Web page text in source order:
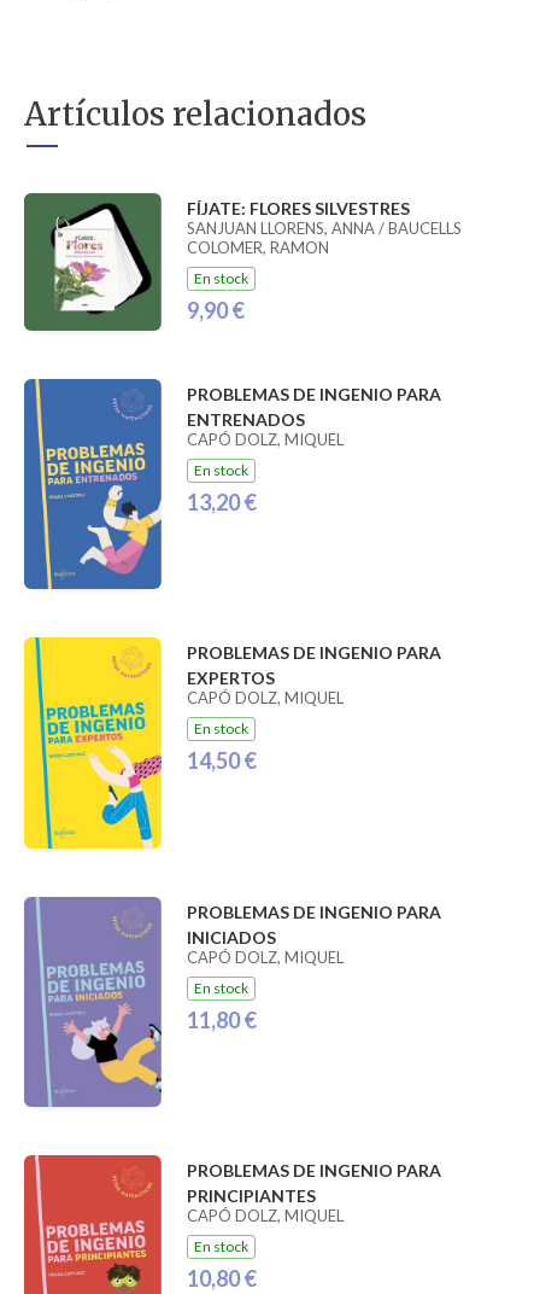
Artículos relacionados
FÍJATE: FLORES SILVESTRES
SANJUAN LLORENS, ANNA / BAUCELLS
COLOMER, RAMON
En stock
9,90 €
PROBLEMAS DE INGENIO PARA
ENTRENADOS
CAPÓ DOLZ, MIQUEL
En stock
13,20 €
PROBLEMAS DE INGENIO PARA
EXPERTOS
CAPÓ DOLZ, MIQUEL
En stock
14,50 €
PROBLEMAS DE INGENIO PARA
INICIADOS
CAPÓ DOLZ, MIQUEL
En stock
11,80 €
PROBLEMAS DE INGENIO PARA
PRINCIPIANTES
CAPÓ DOLZ, MIQUEL
En stock
10,80 €